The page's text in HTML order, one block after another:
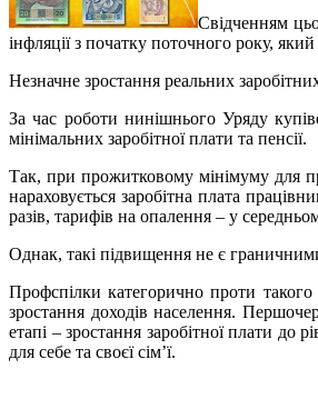
Свідченням
інфляції з початку поточного року,
Незначне зростання реальних
За час роботи нинішнього Уряду
мінімальних заробітної плати та пенсії.
Так, при прожитковому мінімуму для
нараховується заробітна плата
разів, тарифів на опалення – у
Однак, такі підвищення не є
Профспілки категорично проти
зростання доходів населення.
етапі – зростання заробітної плати до
для себе та своєї сім’ї.